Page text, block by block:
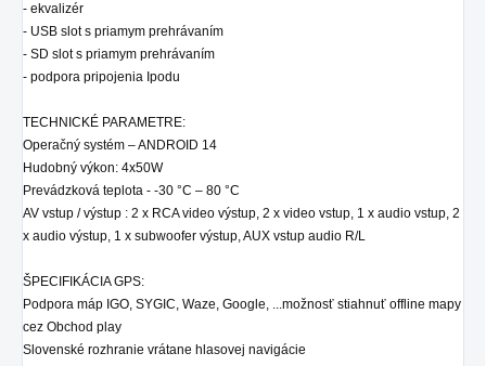
- ekvalizér
- USB slot s priamym prehrávaním
- SD slots priamym prehrávaním
- podpora pripojenia Ipodu
TECHNICKÉ PARAMETRE:
Operačný systém – ANDROID 14
Hudobný výkon: 4x50W
Prevádzková teplota - -30 °C – 80 °C
AV vstup / výstup : 2 x RCA video výstup, 2 x video vstup, 1 x audio vstup, 2
x audio výstup, 1 x subwoofer výstup, AUX vstup audio R/L
ŠPECIFIKÁCIA GPS:
Podpora máp IGO, SYGIC, Waze, Google, ...možnosť stiahnuť offline mapy
cez Obchod play
Slovenské rozhranie vrátane hlasovej navigácie